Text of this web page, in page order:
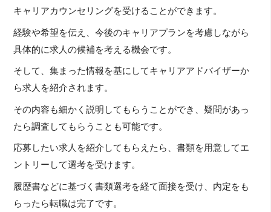
キャリアカウンセリングを受けることができます。
経験や希望を伝え、今後のキャリアプランを考慮しながら
具体的に求人の候補を考える機会です。
そして、集まった情報を基にしてキャリアアドバイザーか
ら求人を紹介されます。
その内容も細かく説明してもらうことができ、疑問があっ
たら調査してもらうことも可能です。
応募したい求人を紹介してもらえたら、書類を用意してエ
ントリーして選考を受けます。
履歴書などに基づく書類選考を経て面接を受け、内定をも
らったら転職は完了です。